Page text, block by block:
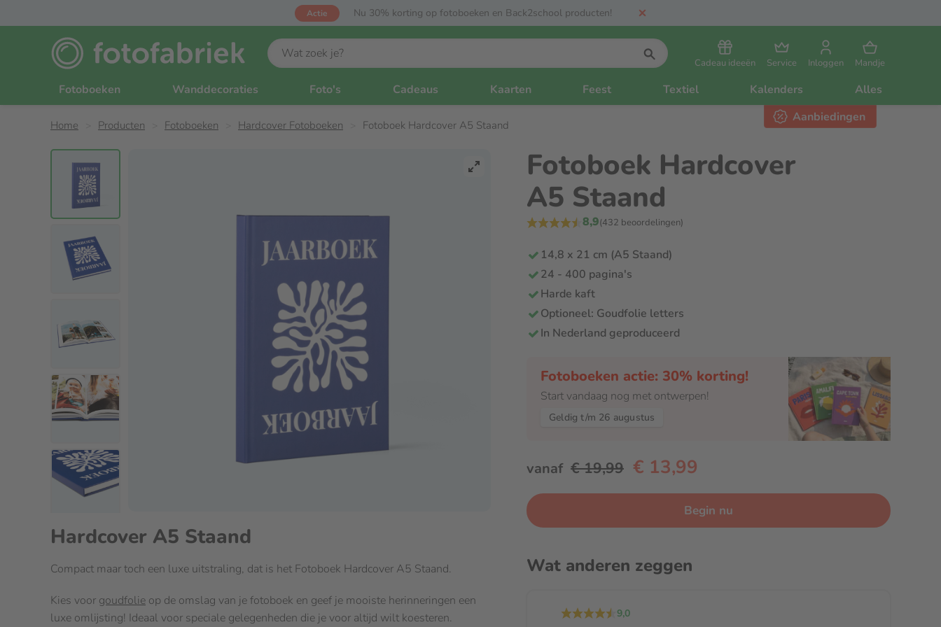
Actie Nu 30% korting op fotoboeken en Back2school producten!
Cadeau ideeën Service Inloggen Mandje
Fotoboeken Wanddecoraties Foto's Cadeaus Kaarten Feest Textiel Kalenders
Alles
Aanbiedingen
Home Producten Fotoboeken Hardcover Fotoboeken Fotoboek Hardcover A5 Staand
Fotoboek Hardcover
A5 Staand
8,9(432 beoordelingen)
14,8 x 21 cm (A5 Staand)
24 - 400 pagina's
Harde kaft
Optioneel: Goudfolie letters
In Nederland geproduceerd
Fotoboeken actie: 30% korting!
Start vandaag nog met ontwerpen!
Geldig t/m 26 augustus
vanaf € 19,99 € 13,99
Begin nu
Wat anderen zeggen
9,0
Hardcover A5 Staand
Compact maar toch een luxe uitstraling, dat is het Fotoboek Hardcover A5 Staand.
Kies voor goudfolie op de omslag van je fotoboek en geef je mooiste herinneringen een
luxe omlijsting! Ideaal voor speciale gelegenheden die je voor altijd wilt koesteren.